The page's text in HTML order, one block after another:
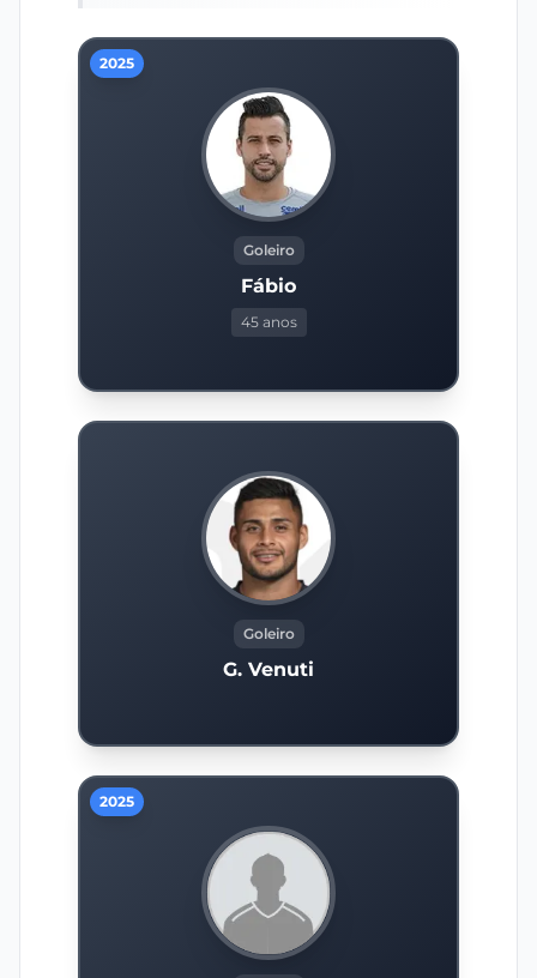
2025
Goleiro
Fábio
45 anos
Goleiro
G. Venuti
2025